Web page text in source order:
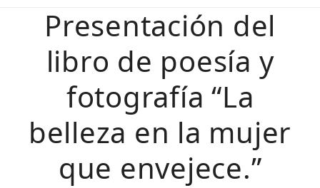
mobile
menu
mobile
menu
Presentación del
libro de poesía y
fotografía “La
belleza en la mujer
que envejece.”